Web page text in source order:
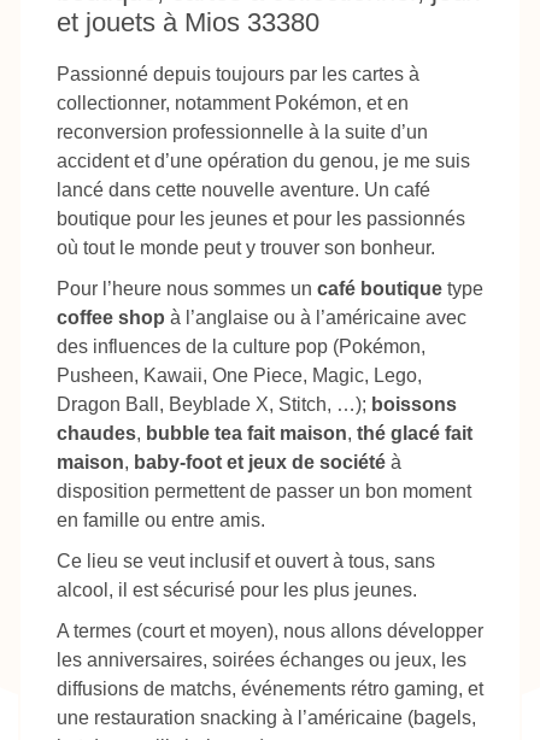
et jouets à Mios 33380
Passionné depuis toujours par les cartes à
collectionner, notamment Pokémon, et en
reconversion professionnelle à la suite d’un
accident et d’une opération du genou, je me suis
lancé dans cette nouvelle aventure. Un café
boutique pour les jeunes et pour les passionnés
où tout le monde peut y trouver son bonheur.
Pour l’heure nous sommes un café boutique type
coffee shop à l’anglaise ou à l’américaine avec
des influences de la culture pop (Pokémon,
Pusheen, Kawaii, One Piece, Magic, Lego,
Dragon Ball, Beyblade X, Stitch, …); boissons
chaudes, bubble tea fait maison, thé glacé fait
maison, baby-foot et jeux de société à
disposition permettent de passer un bon moment
en famille ou entre amis.
Ce lieu se veut inclusif et ouvert à tous, sans
alcool, il est sécurisé pour les plus jeunes.
A termes (court et moyen), nous allons développer
les anniversaires, soirées échanges ou jeux, les
diffusions de matchs, événements rétro gaming, et
une restauration snacking à l’américaine (bagels,